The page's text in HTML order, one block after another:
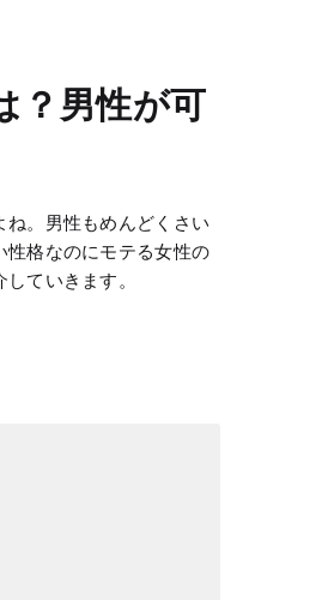
？男性が可
。男性もめんどくさい
性格なのにモテる女性の
ていきます。